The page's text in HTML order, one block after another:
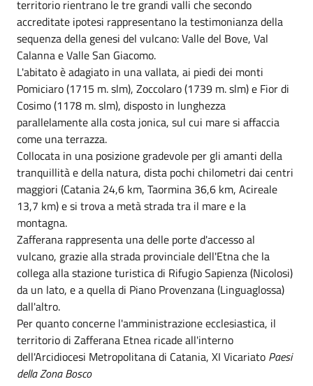
territorio rientrano le tre grandi valli che secondo
accreditate ipotesi rappresentano la testimonianza della
sequenza della genesi del vulcano: Valle del Bove, Val
Calanna e Valle San Giacomo.
L'abitato è adagiato in una vallata, ai piedi dei monti
Pomiciaro (1715 m. slm), Zoccolaro (1739 m. slm) e Fior di
Cosimo (1178 m. slm), disposto in lunghezza
parallelamente alla costa jonica, sul cui mare si affaccia
come una terrazza.
Collocata in una posizione gradevole per gli amanti della
tranquillità e della natura, dista pochi chilometri dai centri
maggiori (Catania 24,6 km, Taormina 36,6 km, Acireale
13,7 km) e si trova a metà strada tra il mare e la
montagna.
Zafferana rappresenta una delle porte d'accesso al
vulcano, grazie alla strada provinciale dell'Etna che la
collega alla stazione turistica di Rifugio Sapienza (Nicolosi)
da un lato, e a quella di Piano Provenzana (Linguaglossa)
dall'altro.
Per quanto concerne l'amministrazione ecclesiastica, il
territorio di Zafferana Etnea ricade all'interno
dell'Arcidiocesi Metropolitana di Catania, XI Vicariato Paesi
della Zona Bosco